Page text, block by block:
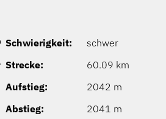
Schwierigkeit:
schwer
Strecke:
60.09 km
Aufstieg:
2042 m
Abstieg:
2041 m